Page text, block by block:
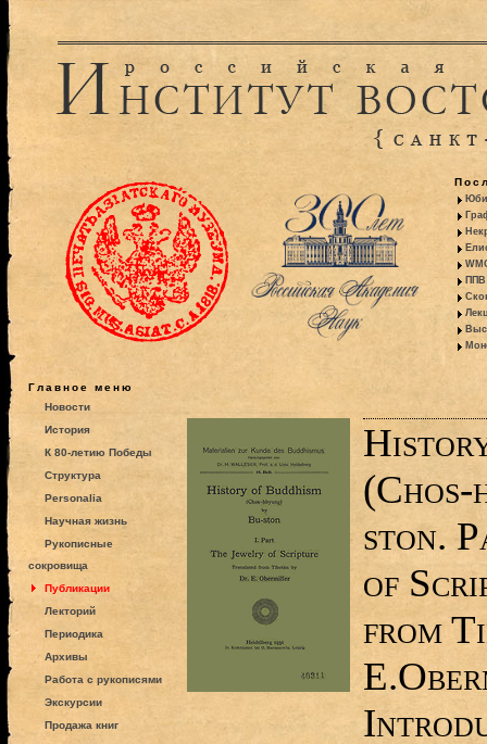
ППВ
Главное меню
Новости
История
К 80-летию Победы
Структура
Personalia
Научная жизнь
Рукописные
сокровища
Публикации
Лекторий
Периодика
Архивы
Работа с рукописями
Экскурсии
Продажа книг
(Chos-
ston.
of
from